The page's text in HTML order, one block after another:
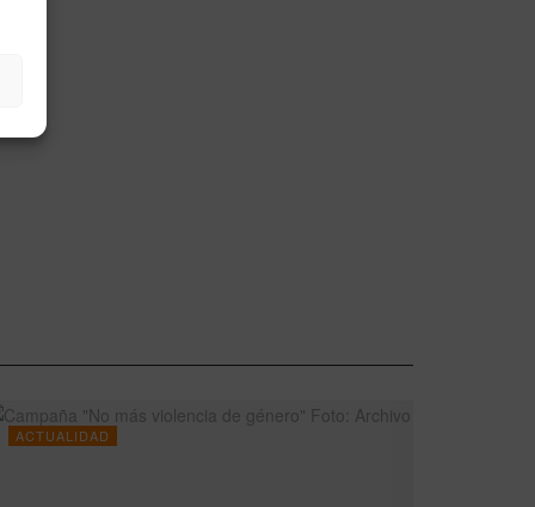
ACTUALIDAD